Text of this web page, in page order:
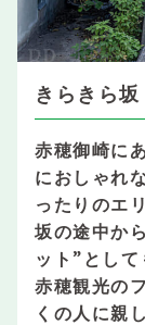
きらきら坂
赤穂御崎に
におしゃれ
ったりのエ
坂の途中か
ット”として
赤穂観光の
くの人に親